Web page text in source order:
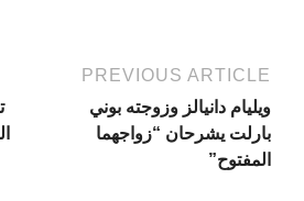
PREVIOUS ARTICLE
ويليام دانيالز وزوجته بوني
بارلت يشرحان “زواجهما
المفتوح”